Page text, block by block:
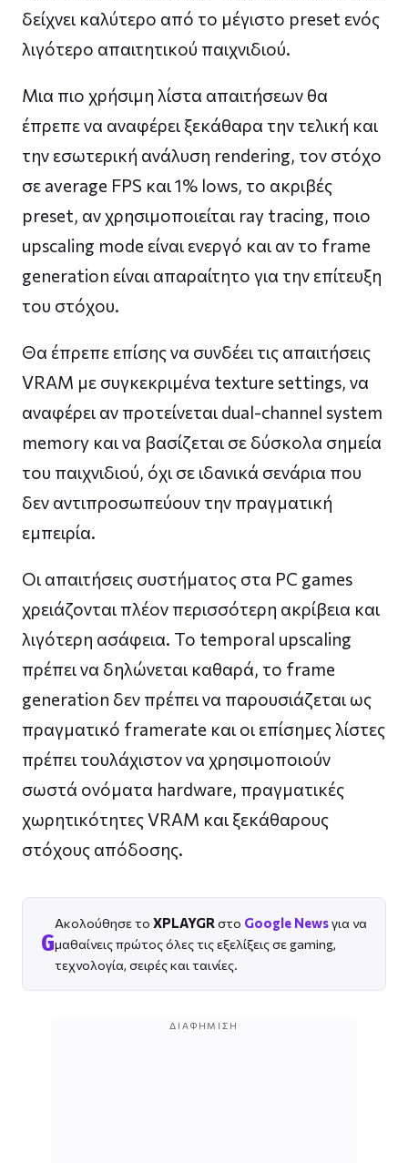
δείχνει καλύτερο από το μέγιστο preset ενός
λιγότερο απαιτητικού παιχνιδιού.
Μια πιο χρήσιμη λίστα απαιτήσεων θα
έπρεπε να αναφέρει ξεκάθαρα την τελική και
την εσωτερική ανάλυση rendering, τον στόχο
σε average FPS και 1% lows, το ακριβές
preset, αν χρησιμοποιείται ray tracing, ποιο
upscaling mode είναι ενεργό και αν το frame
generation είναι απαραίτητο για την επίτευξη
του στόχου.
Θα έπρεπε επίσης να συνδέει τις απαιτήσεις
VRAM με συγκεκριμένα texture settings, να
αναφέρει αν προτείνεται dual-channel system
memory και να βασίζεται σε δύσκολα σημεία
του παιχνιδιού, όχι σε ιδανικά σενάρια που
δεν αντιπροσωπεύουν την πραγματική
εμπειρία.
Οι απαιτήσεις συστήματος στα PC games
χρειάζονται πλέον περισσότερη ακρίβεια και
λιγότερη ασάφεια. Το temporal upscaling
πρέπει να δηλώνεται καθαρά, το frame
generation δεν πρέπει να παρουσιάζεται ως
πραγματικό framerate και οι επίσημες λίστες
πρέπει τουλάχιστον να χρησιμοποιούν
σωστά ονόματα hardware, πραγματικές
χωρητικότητες VRAM και ξεκάθαρους
στόχους απόδοσης.
G
Ακολούθησε το XPLAYGR στο Google Newsγια να
μαθαίνεις πρώτος όλες τις εξελίξεις σε gaming,
τεχνολογία, σειρές και ταινίες.
ΔΙΑΦΉΜΙΣΗ